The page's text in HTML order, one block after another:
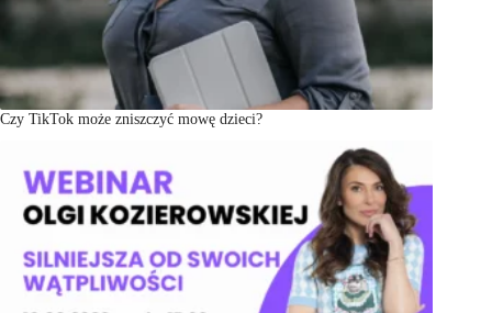
Czy TikTok może zniszczyć mowę dzieci?